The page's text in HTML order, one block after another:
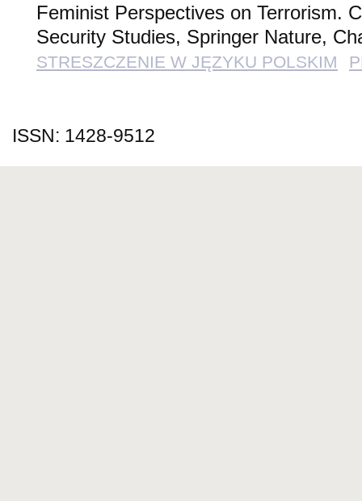
Feminist Perspectives on Terrorism.
Security Studies, Springer Nature,
STRESZCZENIE W JĘZYKU POLSKIM
ISSN: 1428-9512